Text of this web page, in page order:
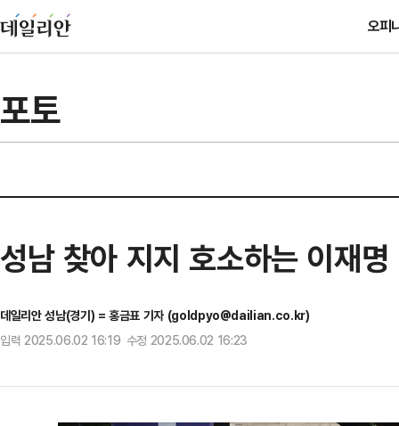
오피
포토
성남 찾아 지지 호소하는 이재
데일리안 성남(경기) = 홍금표 기자 (goldpyo@dailian.co.kr)
입력 2025.06.02 16:19 수정 2025.06.02 16:23